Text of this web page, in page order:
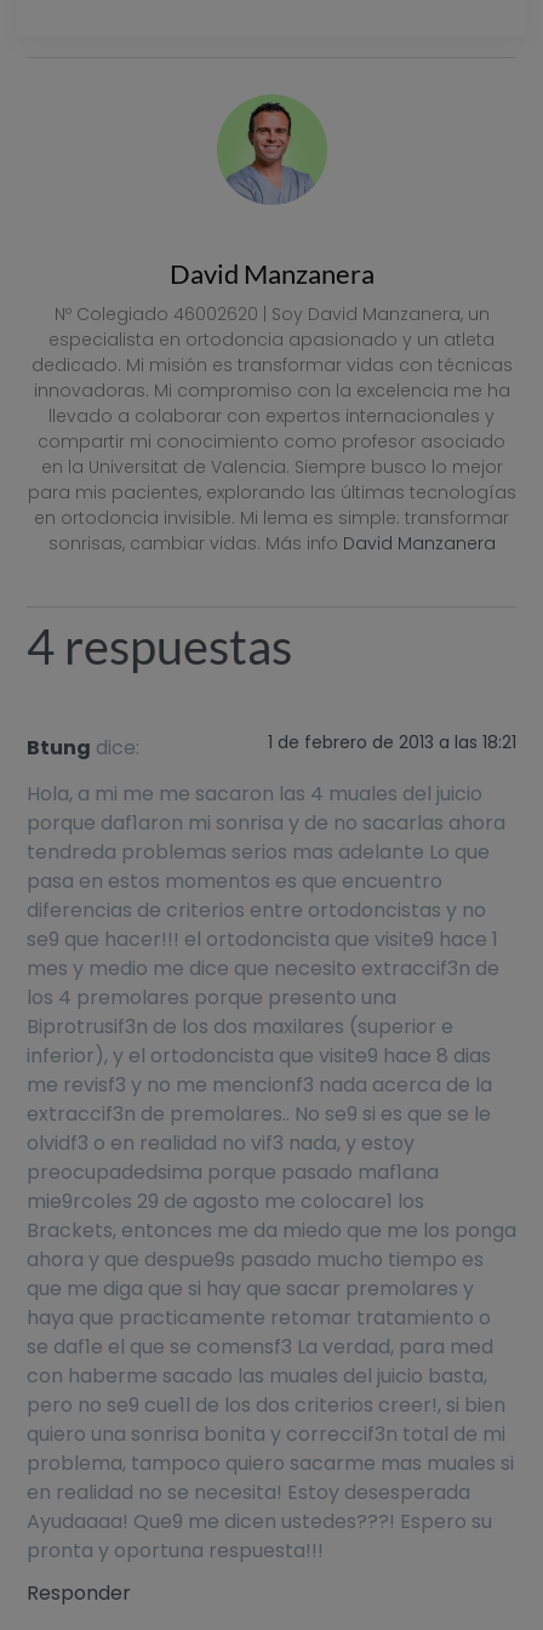
David Manzanera
Nº Colegiado 46002620 | Soy David Manzanera, un
especialista en ortodoncia apasionado y un atleta
dedicado. Mi misión es transformar vidas con técnicas
innovadoras. Mi compromiso con la excelencia me ha
llevado a colaborar con expertos internacionales y
compartir mi conocimiento como profesor asociado
en la Universitat de Valencia. Siempre busco lo mejor
para mis pacientes, explorando las últimas tecnologías
en ortodoncia invisible. Mi lema es simple: transformar
sonrisas, cambiar vidas. Más info David Manzanera
4 respuestas
Btung dice: 1 de febrero de 2013 a las 18:21
Hola, a mi me me sacaron las 4 muales del juicio
porque daf1aron mi sonrisa y de no sacarlas ahora
tendreda problemas serios mas adelante Lo que
pasa en estos momentos es que encuentro
diferencias de criterios entre ortodoncistas y no
se9 que hacer!!! el ortodoncista que visite9 hace 1
mes y medio me dice que necesito extraccif3n de
los 4 premolares porque presento una
Biprotrusif3n de los dos maxilares (superior e
inferior), y el ortodoncista que visite9 hace 8 dias
me revisf3 y no me mencionf3 nada acerca de la
extraccif3n de premolares.. No se9 si es que se le
olvidf3 o en realidad no vif3 nada, y estoy
preocupadedsima porque pasado maf1ana
mie9rcoles 29 de agosto me colocare1 los
Brackets, entonces me da miedo que me los ponga
ahora y que despue9s pasado mucho tiempo es
que me diga que si hay que sacar premolares y
haya que practicamente retomar tratamiento o
se daf1e el que se comensf3 La verdad, para med
con haberme sacado las muales del juicio basta,
pero no se9 cue1l de los dos criterios creer!, si bien
quiero una sonrisa bonita y correccif3n total de mi
problema, tampoco quiero sacarme mas muales si
en realidad no se necesita! Estoy desesperada
Ayudaaaa! Que9 me dicen ustedes???! Espero su
pronta y oportuna respuesta!!!
Responder